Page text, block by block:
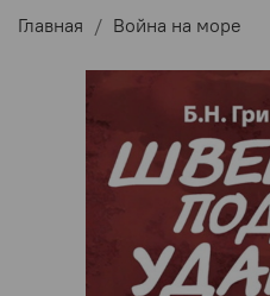
Главная Война на море